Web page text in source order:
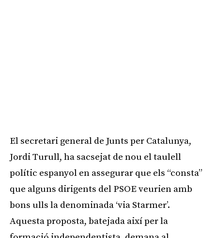
El secretari general de Junts per Catalunya,
Jordi Turull, ha sacsejat de nou el taulell
polític espanyol en assegurar que els “consta”
que alguns dirigents del PSOE veurien amb
bons ulls la denominada ‘via Starmer’.
Aquesta proposta, batejada així per la